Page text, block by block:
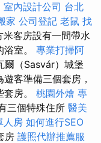
室內設計公司 台北
家 公司登記 老鼠 找
客房設有一間帶水
室。 專業打掃阿
爾（Sasvár）城堡
客準備三個套房，
房。 桃園外燴 專
三個特殊住所 醫美
人房 如何進行SEO
房 護照代辦推薦服